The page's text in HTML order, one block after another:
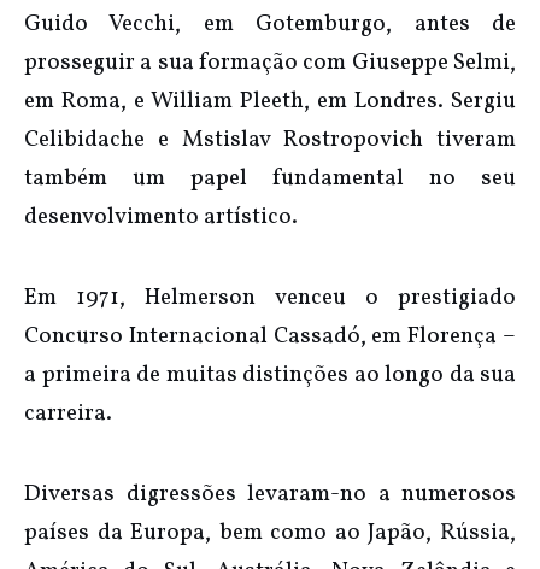
Guido Vecchi, em Gotemburgo, antes de
prosseguir a sua formação com Giuseppe Selmi,
em Roma, e William Pleeth, em Londres. Sergiu
Celibidache e Mstislav Rostropovich tiveram
também um papel fundamental no seu
desenvolvimento artístico.
Em 1971, Helmerson venceu o prestigiado
Concurso Internacional Cassadó, em Florença –
a primeira de muitas distinções ao longo da sua
carreira.
Diversas digressões levaram-no a numerosos
países da Europa, bem como ao Japão, Rússia,